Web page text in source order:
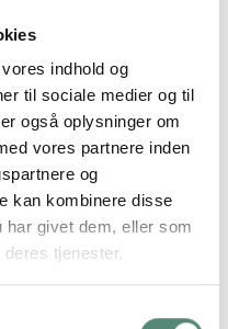
indhold og
til sociale medier og til
også oplysninger om
vores partnere inden
og
kan kombinere disse
har givet dem, eller som
tjenester.
i en blå propelflyver.
skaber en skør og
bringer smil frem.
klare, med fokus på blå,
Stilen er blød og
og fine detaljer. Zebra
især hvis der er
fart over feltet. Kan nemt
Welcome to the Wild for
En skøn plakat til